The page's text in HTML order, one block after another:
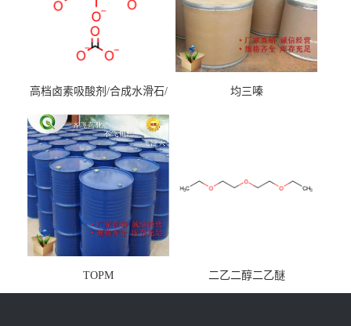
高档卤素吸酸剂/合成水滑石/
均三嗪
TOPM 二乙二醇二乙醚